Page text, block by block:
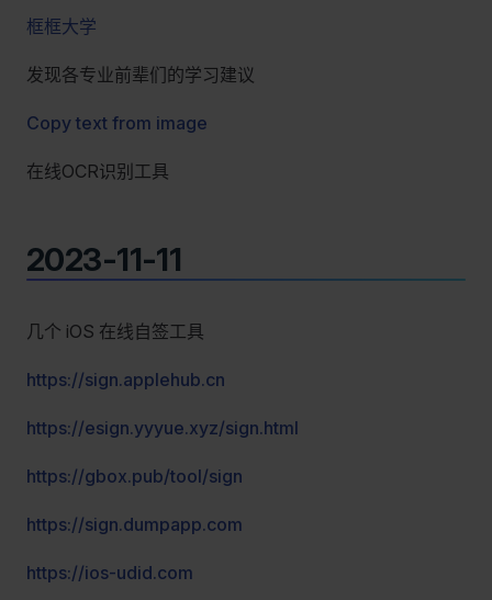
框框大学
发现各专业前辈们的学习建议
Copy text from image
在线OCR识别工具
2023-11-11
几个 iOS 在线自签工具
https://sign.applehub.cn
https://esign.yyyue.xyz/sign.html
https://gbox.pub/tool/sign
https://sign.dumpapp.com
https://ios-udid.com